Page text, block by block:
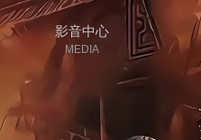
影音中心
MEDIA